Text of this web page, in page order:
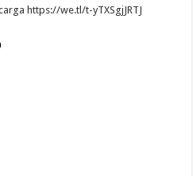
https://we.tl/t-yTXSgjJRTJ